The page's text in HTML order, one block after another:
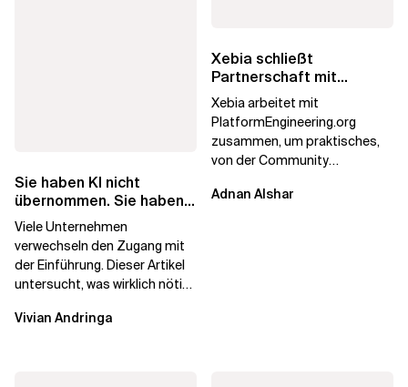
Sie haben KI nicht
übernommen. Sie haben
Lizenzen gekauft.
Viele Unternehmen
verwechseln den Zugang mit
der Einführung. Dieser Artikel
untersucht, was wirklich nötig
Wirkung...
Vivian Andringa
Xebia schließt
Partnerschaft mit
PlatformEngineering.org
Xebia arbeitet mit
PlatformEngineering.org
zusammen, um praktisches,
von der Community
Engineering voranzutreiben,
Adnan Alshar